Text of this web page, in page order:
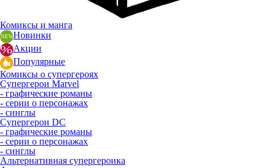
Комиксы и манга
Новинки
Акции
Популярные
Комиксы о супергероях
Супергерои Marvel
- графические романы
- серии о персонажах
- синглы
Супергерои DC
- графические романы
- серии о персонажах
- синглы
Альтернативная супергероика